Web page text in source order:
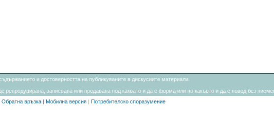
и достоверността на публикуваните в дискусиите материали.
репродуцирана, записвана или предавана под каквато и да е форма или по какъвто и да е повод без
Обратна връзка | Мобилна версия | Потребителско споразумение